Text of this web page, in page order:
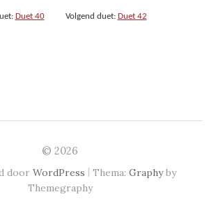
Duet 40Volgend duet: Duet 42
© 2026
door WordPress | Thema: Graphyby
Themegraphy